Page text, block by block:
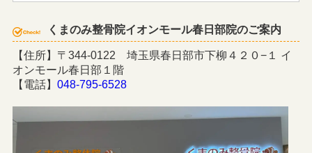
くまのみ整骨院イオンモール春日部院のご案内
【住所】〒344-0122 埼玉県春日部市下柳４２０−１ イ
オンモール春日部１階
【電話】 048-795-6528